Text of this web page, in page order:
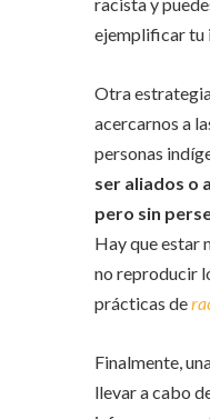
ejemplificar tu
Otra
acercarnos a
personas
ser aliados o
pero sin
Hay que estar
no reproducir
prácticas de
Finalmente,
llevar a cabo